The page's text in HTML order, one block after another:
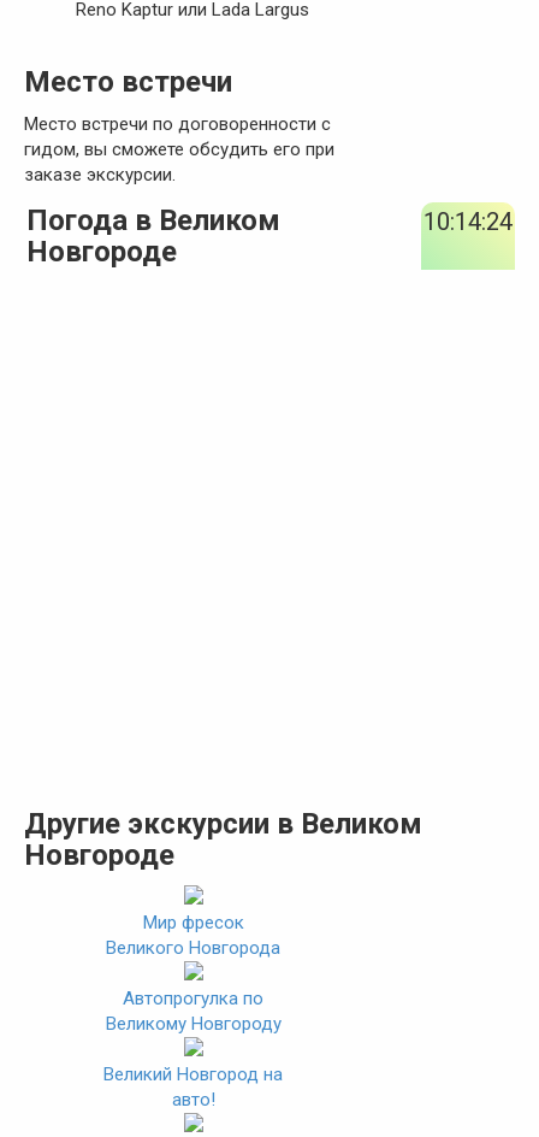
Reno Kaptur или Lada Largus
Место встречи
Место встречи по договоренности с
гидом, вы сможете обсудить его при
заказе экскурсии.
Погода в Великом
Новгороде
10:14:24
Другие экскурсии в Великом
Новгороде
Мир фресок
Великого Новгорода
Автопрогулка по
Великому Новгороду
Великий Новгород на
авто!